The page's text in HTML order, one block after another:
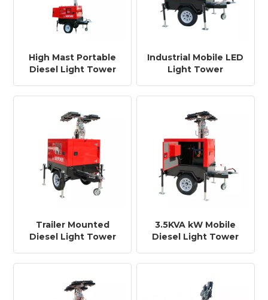
High Mast Portable
Diesel Light Tower
Projects
Industrial Mobile LED
Light Tower
Gas Projects
Trailer Mounted
Diesel Light Tower
Emergency Use
3.5KVA kW Mobile
Diesel Light Tower
Night Work